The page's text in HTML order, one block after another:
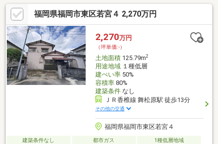
着×全国約７３０店舗展開の安心力。業界経験１６年の専門家を含
めたスタッフが迅速対応いたします！ハウスドゥだからこその豊
富な物件数・情報量でお客様のおうち選びをトータルサポート！
ハウスメーカーのご紹介も可能です♪建売と注文住宅とで迷われて
いる方もぜひ！ひっかかっている問題点・疑問点を一緒に解消し
ていきましょう！（＾＾）！
福岡県福岡市東区若宮４ 2,270万円
2,270万円
（坪単価:-）
土地面積125.79m2
用途地域１種低層
建ぺい率50%
容積率80%
建築条件なし
ＪＲ香椎線 舞松原駅 徒歩13分
その他の交通
福岡県福岡市東区若宮４
建築条件なし 都市ガス 1種低層地域